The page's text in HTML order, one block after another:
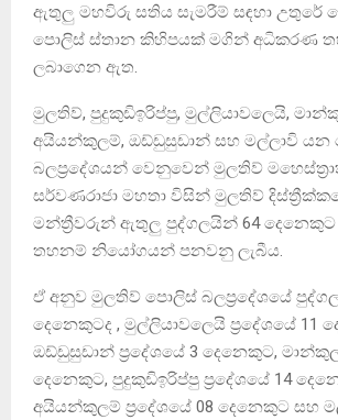
ඇතුලු මහවිරු සතිය සැමරීම් සඳහා උතුරේ
පොලිස් ස්තාන කිහිපයක් මගින් අධිකරණ
ලබාගෙන ඇත.
මුලතිව්, පුදුකුඩිඉරිප්පු, මුල්ලියාවලෙයි,
අයියන්කුලම්, ඔඩ්ඩුසුඩාන් සහ මල්ලාවි යන
බලප්‍රදේශයන් වෙනුවෙන් මුලතිව්
සර්වණරාජා මහතා විසින් මුලතිව්
මන්ත්‍රීවරුන් ඇතුලු පුද්ගලයින් 64
තහනම් නියෝගයන් පනවනු ලැබීය.
ඒ අනුව මුලතිව් පොලිස් බලප්‍රදේශයේ
දෙනෙකුටද , මුල්ලියාවලෙයි ප්‍රදේශයේ 11
ඔඩ්ඩුසුඩාන් ප්‍රදේශයේ 3 දෙනෙකුට,
දෙනෙකුට, පුදුකුඩිඉරිප්පු ප්‍රදේශයේ 14
අයියන්කුලම් ප්‍රදේශයේ 08 දෙනෙකුට සහ